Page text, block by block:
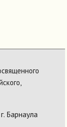
Барнаула